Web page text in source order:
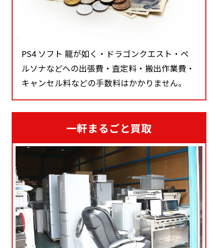
PS4 ソフト 龍が如く・ドラゴンクエスト・ペ
ルソナなどへの出張費・査定料・搬出作業費・
キャンセル料などの手数料はかかりません。
一軒まるごと買取